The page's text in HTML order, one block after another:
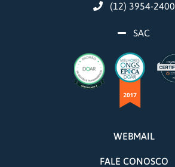
(12) 3954-2400
SAC
WEBMAIL
FALE CONOSCO